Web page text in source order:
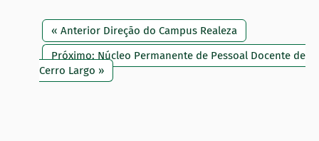
« Anterior Direção do Campus Realeza
Próximo: Núcleo Permanente de Pessoal Docente de
Cerro Largo »